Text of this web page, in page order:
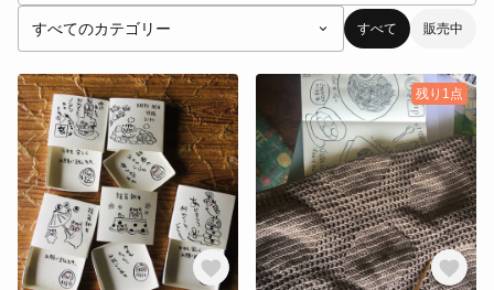
すべて 販売中
残り1点